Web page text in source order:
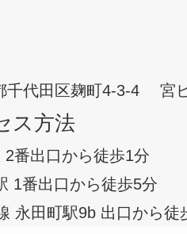
代田区麹町4-3-4 宮
ス方法
番出口から徒歩1分
1番出口から徒歩5分
永田町駅9b 出口から徒